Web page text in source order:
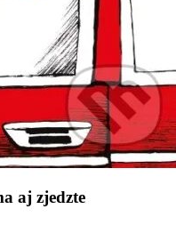
aj zjedzte